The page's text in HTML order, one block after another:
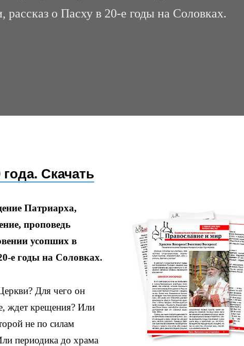
о Пасху в 20-е годы на Соловках.
Скачать
Патриарха,
проповедь
усопших в
е годы на Соловках.
Для чего он
ждет крещения? Или
не по силам
периодика до храма